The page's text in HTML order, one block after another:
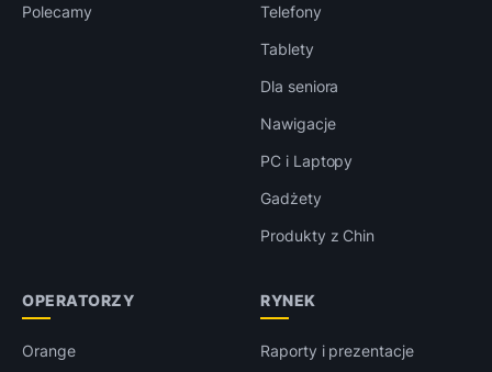
Polecamy
Telefony
Tablety
Dla seniora
Nawigacje
PC i Laptopy
Gadżety
Produkty z Chin
OPERATORZY
Orange
RYNEK
Raporty i prezentacje